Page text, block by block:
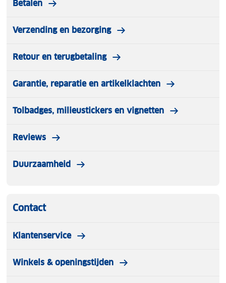
Betalen
Verzending en bezorging
Retour en terugbetaling
Garantie, reparatie en artikelklachten
Tolbadges, milieustickers en vignetten
Reviews
Duurzaamheid
Contact
Klantenservice
Winkels & openingstijden